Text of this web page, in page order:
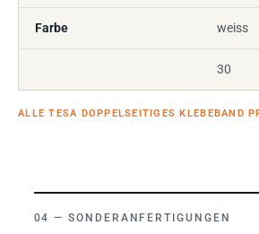
Farbe weiss
30
ALLE TESA DOPPELSEITIGES KLEBEBAND
SONDERANFERTIGUNGEN